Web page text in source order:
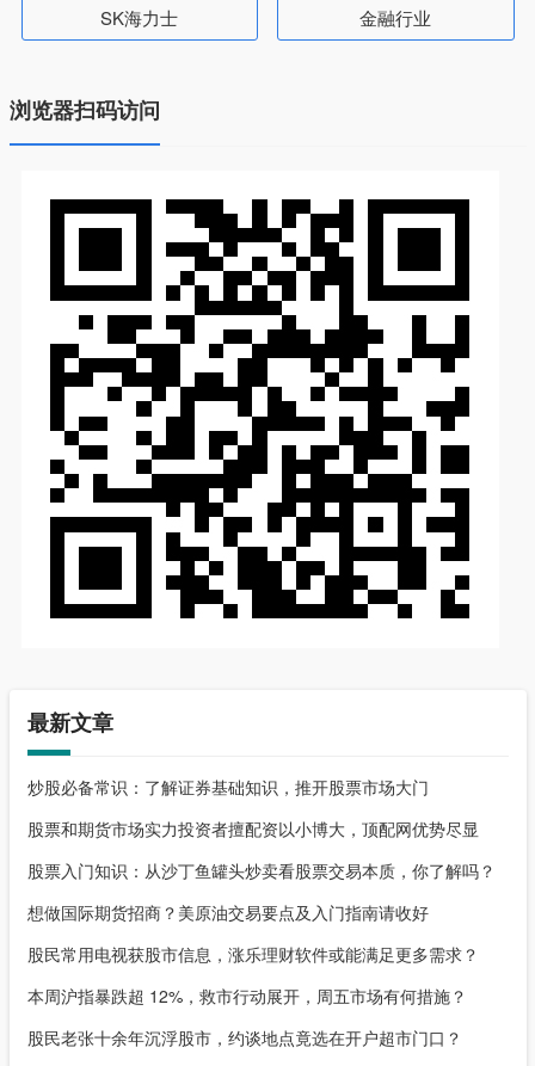
SK海力士 金融行业
浏览器扫码访问
最新文章
炒股必备常识：了解证券基础知识，推开股票市场大门
股票和期货市场实力投资者擅配资以小博大，顶配网优势尽显
股票入门知识：从沙丁鱼罐头炒卖看股票交易本质，你了解吗？
想做国际期货招商？美原油交易要点及入门指南请收好
股民常用电视获股市信息，涨乐理财软件或能满足更多需求？
本周沪指暴跌超 12%，救市行动展开，周五市场有何措施？
股民老张十余年沉浮股市，约谈地点竟选在开户超市门口？